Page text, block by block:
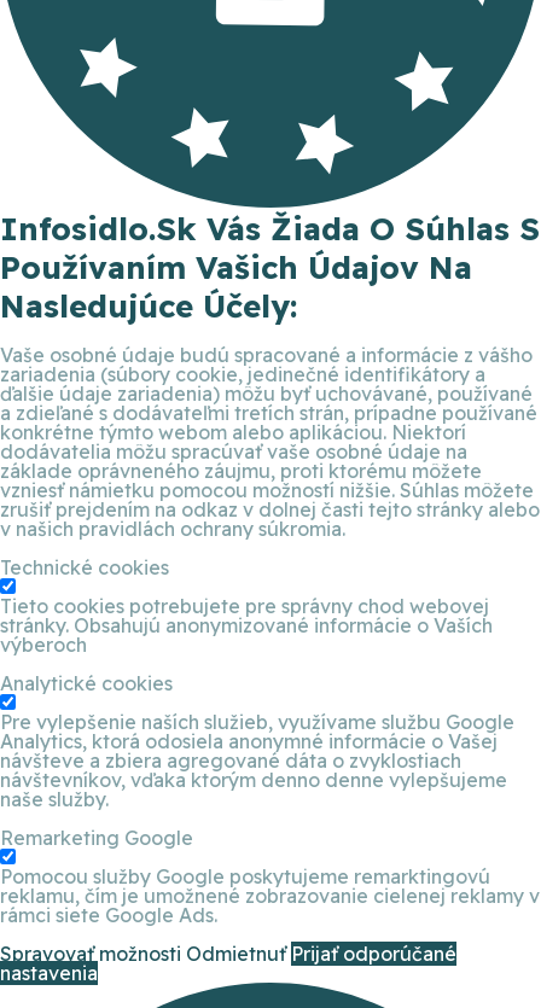
Infosidlo.sk Vás Žiada O Súhlas S
Používaním Vašich Údajov Na
Nasledujúce Účely:
Vaše osobné údaje budú spracované a informácie z vášho
zariadenia (súbory cookie, jedinečné identifikátory a
ďalšie údaje zariadenia) môžu byť uchovávané, používané
a zdieľané s dodávateľmi tretích strán, prípadne používané
konkrétne týmto webom alebo aplikáciou. Niektorí
dodávatelia môžu spracúvať vaše osobné údaje na
základe oprávneného záujmu, proti ktorému môžete
vzniesť námietku pomocou možností nižšie. Súhlas môžete
zrušiť prejdením na odkaz v dolnej časti tejto stránky alebo
v našich pravidlách ochrany súkromia.
Technické cookies
Tieto cookies potrebujete pre správny chod webovej
stránky. Obsahujú anonymizované informácie o Vaších
výberoch
Analytické cookies
Pre vylepšenie naších služieb, využívame službu Google
Analytics, ktorá odosiela anonymné informácie o Vašej
návšteve a zbiera agregované dáta o zvyklostiach
návštevníkov, vďaka ktorým denno denne vylepšujeme
naše služby.
Remarketing Google
Pomocou služby Google poskytujeme remarktingovú
reklamu, čím je umožnené zobrazovanie cielenej reklamy v
rámci siete Google Ads.
Spravovať možnosti Odmietnuť Prijať odporúčané
nastavenia